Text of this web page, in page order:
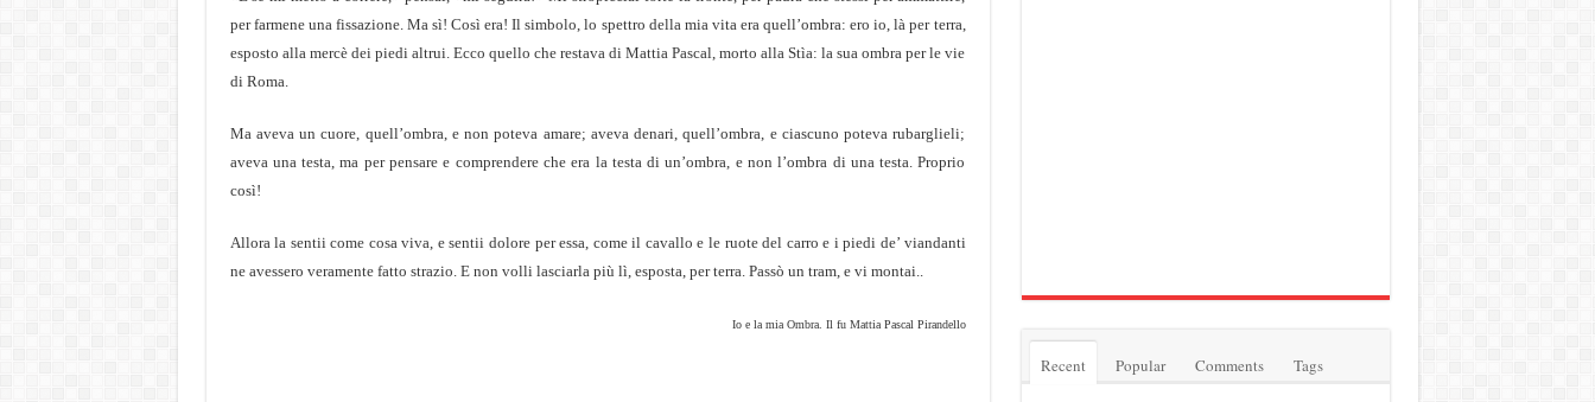
per farmene una fissazione. Ma sì! Così era! Il simbolo, lo spettro della mia vita era quell’ombra: ero io, là per terra,
esposto alla mercè dei piedi altrui. Ecco quello che restava di Mattia Pascal, morto alla Stìa: la sua ombra per le vie
di Roma.
Ma aveva un cuore, quell’ombra, e non poteva amare; aveva denari, quell’ombra, e ciascuno poteva rubarglieli;
aveva una testa, ma per pensare e comprendere che era la testa di un’ombra, e non l’ombra di una testa. Proprio
così!
Allora la sentii come cosa viva, e sentii dolore per essa, come il cavallo e le ruote del carro e i piedi de’ viandanti
ne avessero veramente fatto strazio. E non volli lasciarla più lì, esposta, per terra. Passò un tram, e vi montai..
Io e la mia Ombra. Il fu Mattia Pascal Pirandello
Recent Popular Comments Tags